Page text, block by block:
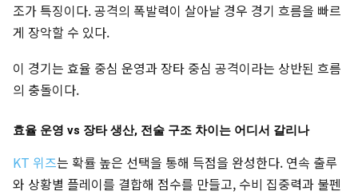
조가 특징이다. 공격의 폭발력이 살아날 경우 경기 흐름을 빠르
게 장악할 수 있다.
이 경기는 효율 중심 운영과 장타 중심 공격이라는 상반된 흐름
의 충돌이다.
효율 운영 vs 장타 생산, 전술 구조 차이는 어디서 갈리나
KT 위즈는 확률 높은 선택을 통해 득점을 완성한다. 연속 출루
와 상황별 플레이를 결합해 점수를 만들고, 수비 집중력과 불펜